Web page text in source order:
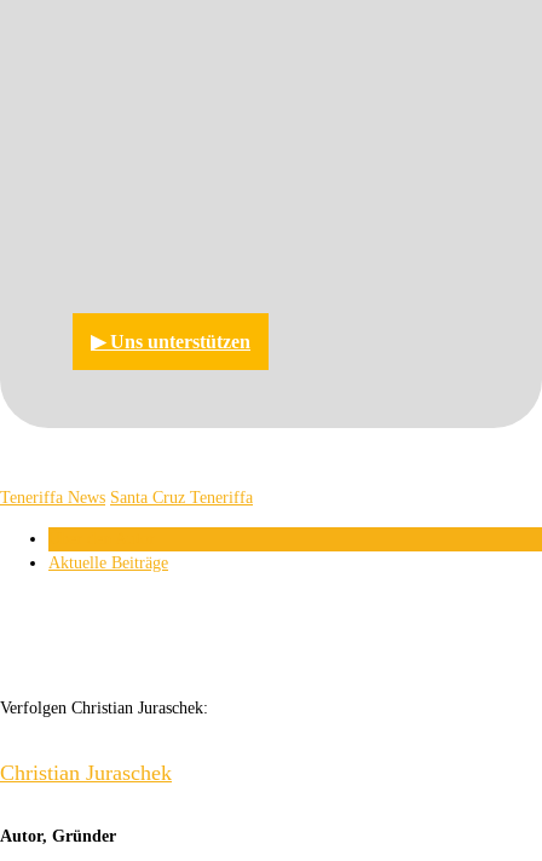
▶︎ Uns unterstützen
Teneriffa News Santa Cruz Teneriffa
Aktuelle Beiträge
Verfolgen Christian Juraschek:
Christian Juraschek
Autor, Gründer